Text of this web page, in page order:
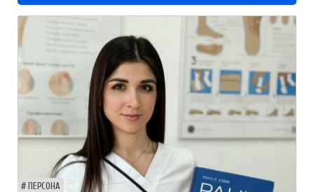
ПЕРСОНА